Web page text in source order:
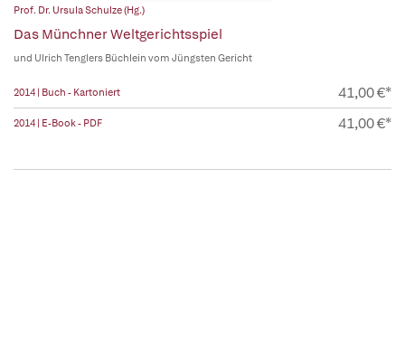
Prof. Dr. Ursula Schulze (Hg.)
Das Münchner Weltgerichtsspiel
und Ulrich Tenglers Büchlein vom Jüngsten Gericht
2014 | Buch - Kartoniert 41,00 €*
2014 | E-Book - PDF 41,00 €*